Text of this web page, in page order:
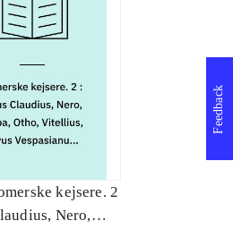
kejsere. 2
Nero,
Feedback